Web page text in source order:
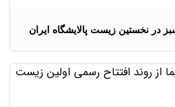
در نخستین زیست پالایشگاه ایران